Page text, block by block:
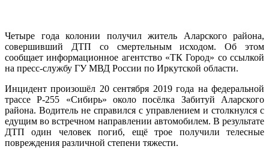
Четыре года колонии получил житель Аларского района,
совершивший ДТП со смертельным исходом. Об этом
сообщает информационное агентство «ТК Город» со ссылкой
на пресс-службу ГУ МВД России по Иркутской области.
Инцидент произошёл 20 сентября 2019 года на федеральной
трассе Р-255 «Сибирь» около посёлка Забитуй Аларского
района. Водитель не справился с управлением и столкнулся с
едущим во встречном направлении автомобилем. В результате
ДТП один человек погиб, ещё трое получили телесные
повреждения различной степени тяжести.